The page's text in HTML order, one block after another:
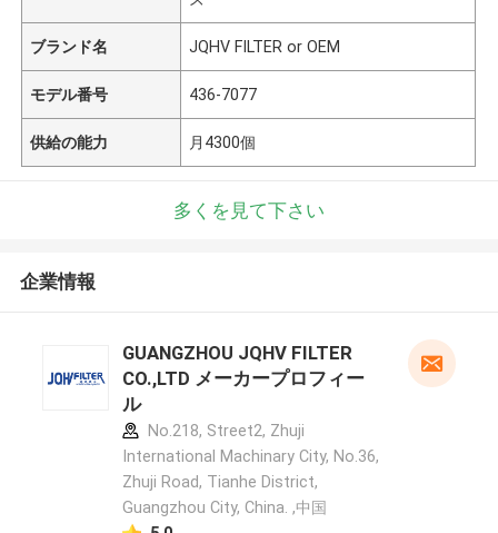
ブランド名 JQHV FILTER or OEM
モデル番号 436-7077
供給の能力 月4300個
多くを見て下さい
企業情報
GUANGZHOU JQHV FILTER
CO.,LTD メーカープロフィー
ル
No.218, Street2, Zhuji
International Machinary City, No.36,
Zhuji Road, Tianhe District,
Guangzhou City, China. ,中国